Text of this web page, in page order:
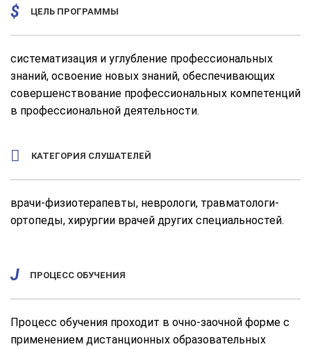
ЦЕЛЬ ПРОГРАММЫ
систематизация и углубление профессиональных
знаний, освоение новых знаний, обеспечивающих
совершенствование профессиональных компетенций
в профессиональной деятельности.
КАТЕГОРИЯ СЛУШАТЕЛЕЙ
врачи-физиотерапевты, неврологи, травматологи-
ортопеды, хирургии врачей других специальностей.
ПРОЦЕСС ОБУЧЕНИЯ
Процесс обучения проходит в очно-заочной форме с
применением дистанционных образовательных